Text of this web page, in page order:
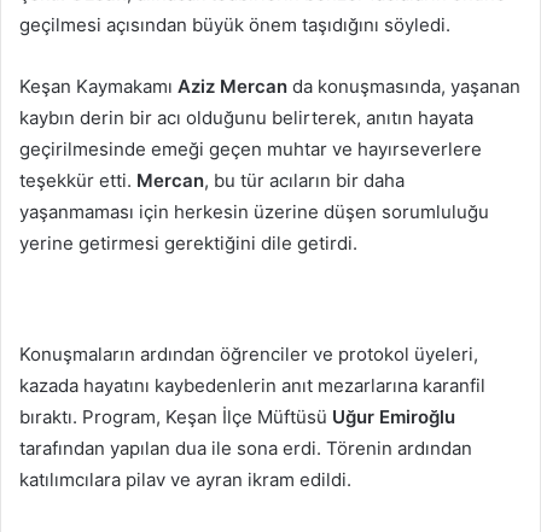
geçilmesi açısından büyük önem taşıdığını söyledi.
Keşan Kaymakamı Aziz Mercan da konuşmasında, yaşanan
kaybın derin bir acı olduğunu belirterek, anıtın hayata
geçirilmesinde emeği geçen muhtar ve hayırseverlere
teşekkür etti. Mercan, bu tür acıların bir daha
yaşanmaması için herkesin üzerine düşen sorumluluğu
yerine getirmesi gerektiğini dile getirdi.
Konuşmaların ardından öğrenciler ve protokol üyeleri,
kazada hayatını kaybedenlerin anıt mezarlarına karanfil
bıraktı. Program, Keşan İlçe Müftüsü Uğur Emiroğlu
tarafından yapılan dua ile sona erdi. Törenin ardından
katılımcılara pilav ve ayran ikram edildi.